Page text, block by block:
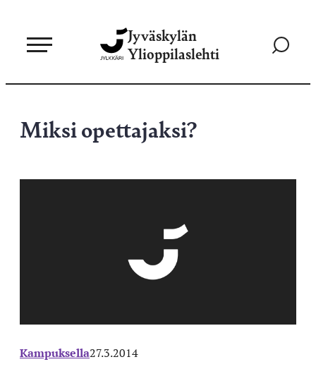
sisältöön
Jyväskylän
Ylioppilaslehti
Siirry
Miksi opettajaksi?
Kampuksella27.3.2014